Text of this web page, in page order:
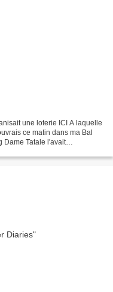
une loterie ICI A laquelle
ce matin dans ma Bal
Dame Tatale l'avait